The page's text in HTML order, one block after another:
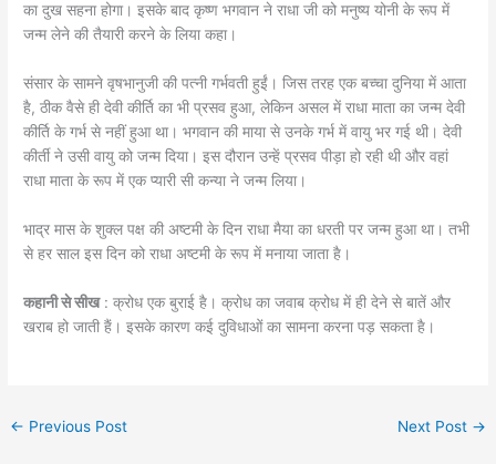
का दुख सहना होगा। इसके बाद कृष्ण भगवान ने राधा जी को मनुष्य योनी के रूप में
जन्म लेने की तैयारी करने के लिया कहा।
संसार के सामने वृषभानुजी की पत्नी गर्भवती हुईं। जिस तरह एक बच्चा दुनिया में आता
है, ठीक वैसे ही देवी कीर्ति का भी प्रसव हुआ, लेकिन असल में राधा माता का जन्म देवी
कीर्ति के गर्भ से नहीं हुआ था। भगवान की माया से उनके गर्भ में वायु भर गई थी। देवी
कीर्ती ने उसी वायु को जन्म दिया। इस दौरान उन्हें प्रसव पीड़ा हो रही थी और वहां
राधा माता के रूप में एक प्यारी सी कन्या ने जन्म लिया।
भाद्र मास के शुक्ल पक्ष की अष्टमी के दिन राधा मैया का धरती पर जन्म हुआ था। तभी
से हर साल इस दिन को राधा अष्टमी के रूप में मनाया जाता है।
कहानी से सीख: क्रोध एक बुराई है। क्रोध का जवाब क्रोध में ही देने से बातें और
खराब हो जाती हैं। इसके कारण कई दुविधाओं का सामना करना पड़ सकता है।
← Previous Post Next Post →